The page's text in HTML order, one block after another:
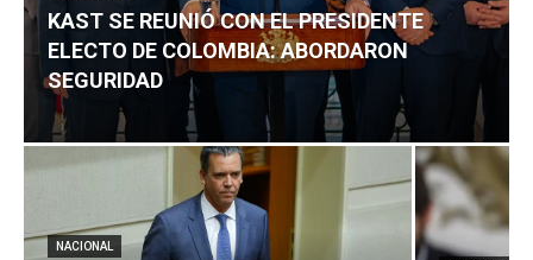
KAST SE REUNIÓ CON EL PRESIDENTE
ELECTO DE COLOMBIA: ABORDARON
SEGURIDAD
NACIONAL